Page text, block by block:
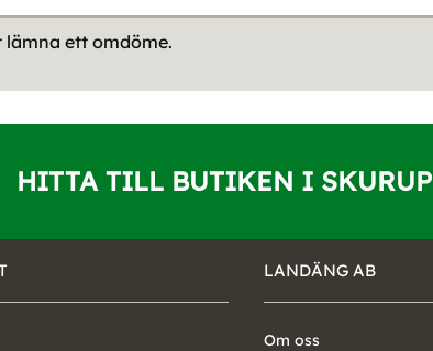
ett omdöme.
HITTA TILL BUTIKEN I SKURUP
LANDÄNG AB
Om oss